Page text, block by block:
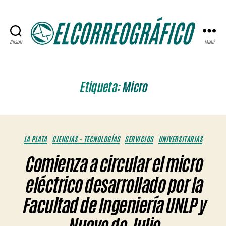
Buscar Menú
Etiqueta:Micro
Categorías
LA PLATA CIENCIAS - TECNOLOGÍAS SERVICIOS UNIVERSITARIAS
Comienza a circular el micro
eléctrico desarrollado por la
Facultad de Ingeniería UNLP y